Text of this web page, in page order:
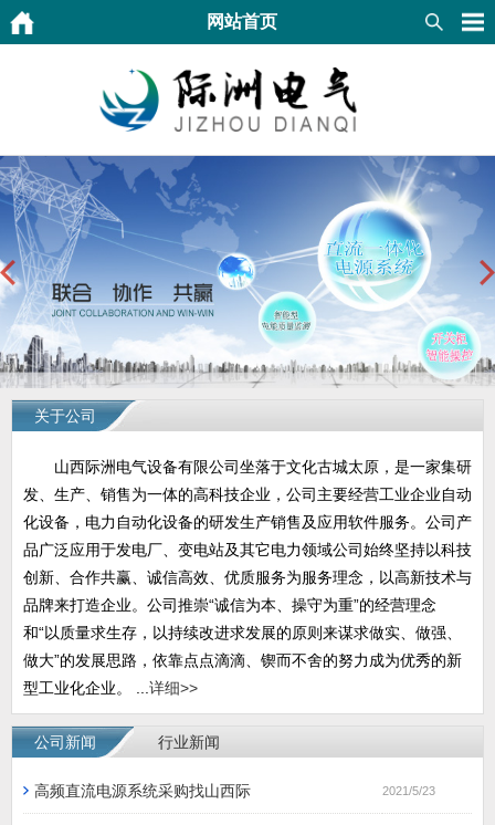
网站首页
关于公司
山西际洲电气设备有限公司坐落于文化古城太原，是一家集研
发、生产、销售为一体的高科技企业，公司主要经营工业企业自动
化设备，电力自动化设备的研发生产销售及应用软件服务。公司产
品广泛应用于发电厂、变电站及其它电力领域公司始终坚持以科技
创新、合作共赢、诚信高效、优质服务为服务理念，以高新技术与
品牌来打造企业。公司推崇“诚信为本、操守为重”的经营理念
和“以质量求生存，以持续改进求发展的原则来谋求做实、做强、
做大”的发展思路，依靠点点滴滴、锲而不舍的努力成为优秀的新
型工业化企业。 ... 详细>>
公司新闻 行业新闻
高频直流电源系统采购找山西际 2021/5/23